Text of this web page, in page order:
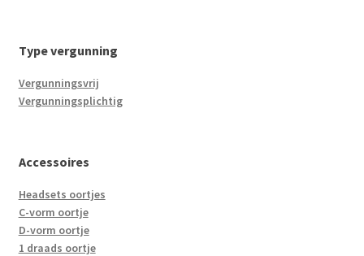
Type vergunning
Vergunningsvrij
Vergunningsplichtig
Accessoires
Headsets oortjes
C-vorm oortje
D-vorm oortje
1 draads oortje